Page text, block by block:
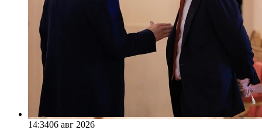
14:3406 авг 2026